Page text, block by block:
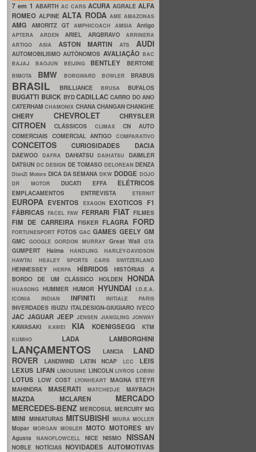
7 em 1ABARTH AC CARS ACURA AGRALE ALFA
ROMEOALPINEALTA RODA AME AMAZONAS
AMG AMORITZ GT AMPHICOACH AMSIA Antigo
APTERA ARDEN ARIEL ARQBRAVO ARRINERA
ARTIGO ASIA ASTON MARTINATS AUDI
AUTOMOBILISMOAUTÔNOMOS AVALIAÇÃO BAC
BAJAJ BAOJUN BEIJING BENTLEY BERTONE
BIMOTA BMW BORGWARD BOWLER BRABUS
BRASIL BRILLIANCE BRUSA BUFALOS
BUGATTI BUICK BYDCADILLACCARRO DO ANO
CATERHAMCHAMONIX CHANACHANGANCHANGHE
CHERY CHEVROLET CHRYSLER
CITROEN CLÁSSICOS CLIMAX CN AUTO
COMERCIAIS COMERCIAL ANTIGOCOMPARATIVO
CONCEITOS CURIOSIDADES DACIA
DAEWOO DAFRA DAHIATSU DAIHATSU DAIMLER
DATSUN DC DESIGN DE TOMASO DELOREAN DENZA
DianZi Motors DICA DA SEMANA DKW DODGE DOJO
DR MOTOR DUCATI EFFA ELÉTRICOS
EMPLACAMENTOS ENTREVISTA ETERNIT
EUROPA EVENTOS EXAGON EXOTICOS F1
FÁBRICASFACELFAW FERRARI FIAT FILMES
FIM DE CARREIRA FISKER FLAGRA FORD
FORTUNESPORT FOTOS GACGAMESGEELYGM
GMC GOOGLEGORDON MURRAY Great WallGTA
GUMPERT HaimaHANDLINGHARLEY-DAVIDSON
HAWTAI HEALEY SPORTS CARS SWITZERLAND
HENNESSEY HERPA HÍBRIDOSHISTÓRIAS A
BORDO DE UM CLÁSSICO HOLDEN HONDA
HUASONGHUMMER HUMOR HYUNDAI I.D.E.A.
ICONIA INDIAN INFINITIINITIALE PARIS
INVERDADESISUZU ITALDESIGN-GIUGIAROIVECO
JAC JAGUAR JEEPJENSENJIANGLINGJONWAY
KAWASAKI KAWEI KIA KOENIGSEGG KTM
KUMHO LADA LAMBORGHINI
LANÇAMENTOS LANCIA LAND
ROVER
LANDWIND LATIN NCAP LCC LEIS
LEXUS LIFAN LIMOUSINE LINCOLN LIVROS LOBINI
LOTUS LOW COST LYONHEART MAGNA STEYR
MAHINDRA MASERATIMATCHEDJEMAYBACH
MAZDA MCLAREN MERCADO
MERCEDES-BENZMERCOSUL MERCURYMG
MINI MINIATURAS MITSUBISHI MIURA MOLLER
Mopar MORGAN MOSLER MOTO MOTORES MV
Agusta NANOFLOWCELL NICENISMO NISSAN
NOBLE NOTÍCIAS NOVIDADES AUTOMOTIVAS